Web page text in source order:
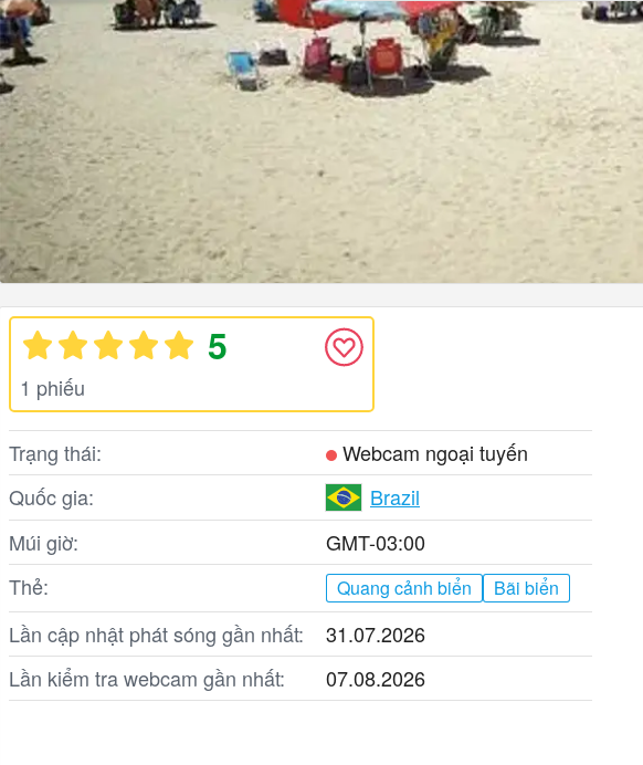
5
1 phiếu
Trạng thái:
Webcam ngoại tuyến
Quốc gia:
Brazil
Múi giờ:
GMT-03:00
Thẻ:
Quang cảnh biển Bãi biển
Lần cập nhật phát sóng gần nhất:
31.07.2026
Lần kiểm tra webcam gần nhất:
07.08.2026